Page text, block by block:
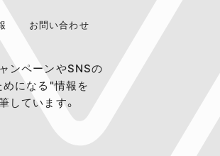
お問い合わせ
ンペーンやSNSの
めになる"情報を
しています。